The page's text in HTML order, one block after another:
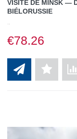
VISITE DE MINSK —
BIÉLORUSSIE
..
€78.26